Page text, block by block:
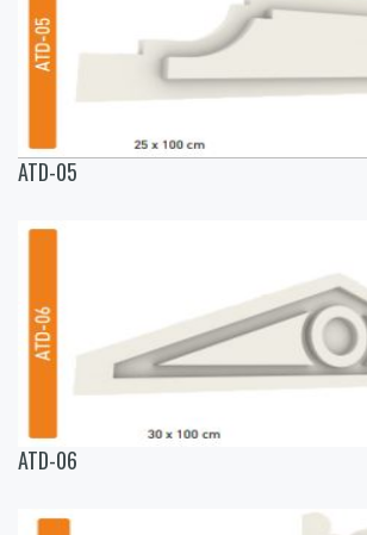
ATD-05
ATD-06